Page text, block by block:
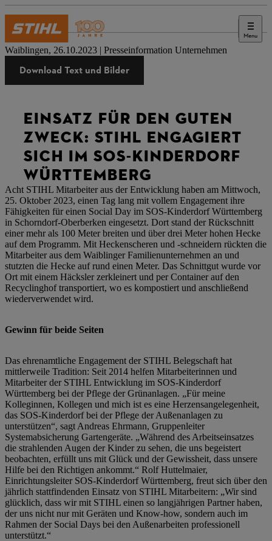
Menu
Presse
Waiblingen, 26.10.2023 | Presseinformation Unternehmen
Download Text und Bilder
EINSATZ FÜR DEN GUTEN
ZWECK: STIHL ENGAGIERT
SICH IM SOS-KINDERDORF
WÜRTTEMBERG
Acht STIHL Mitarbeiter aus der Entwicklung haben am Mittwoch,
25. Oktober 2023, einen Tag lang mit vollem Engagement ihre
Fähigkeiten für einen Social Day im SOS-Kinderdorf Württemberg
in Schorndorf-Oberberken eingesetzt. Dort stand der Rückschnitt
einer mehr als 100 Meter breiten und über drei Meter hohen Hecke
auf dem Programm. Mit Heckenscheren und -schneidern rückten die
Mitarbeiter aus dem Waiblinger Familienunternehmen an und
stutzten die Hecke auf rund einen Meter. Das Schnittgut wurde vor
Ort mit einem Häcksler zerkleinert und per Container auf den
Recyclinghof transportiert, wo es kompostiert und anschließend
wiederverwendet wird.
Gewinn für beide Seiten
Das ehrenamtliche Engagement der STIHL Belegschaft hat
mittlerweile Tradition: Seit 2014 helfen Mitarbeiterinnen und
Mitarbeiter der STIHL Entwicklung im SOS-Kinderdorf
Württemberg bei der Pflege der Grünanlagen. „Für meine
Kolleginnen, Kollegen und mich ist es eine Herzensangelegenheit,
das SOS-Kinderdorf bei der Pflege der Außenanlagen zu
unterstützen“, sagt Andreas Ehrmann, Gruppenleiter
Systemabsicherung Gartengeräte. „Während des Arbeitseinsatzes
die strahlenden Augen der Kinder zu sehen, die uns begeistert
beobachten, erfüllt uns mit Glück und der Gewissheit, dass unsere
Hilfe bei den Richtigen ankommt.“ Rolf Huttelmaier,
Einrichtungsleiter SOS-Kinderdorf Württemberg, freut sich über den
jährlich stattfindenden Einsatz von STIHL Mitarbeitern: „Wir sind
glücklich, dass wir mit STIHL einen so langjährigen Partner haben,
der uns nicht nur mit Geräten und Know-how, sondern auch im
Rahmen der Social Days bei den Außenarbeiten professionell
unterstützt.“